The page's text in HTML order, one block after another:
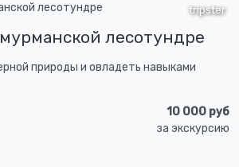
tripster
лесотундре
природы и овладеть навыками
10 000 руб
за экскурсию